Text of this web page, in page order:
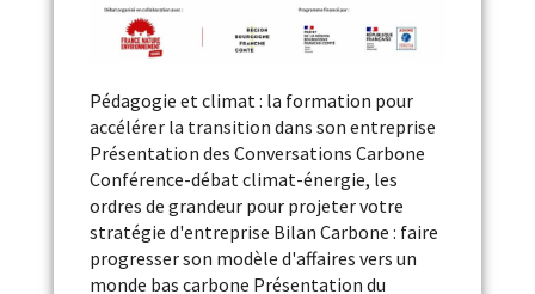
Pédagogie et climat : la formation pour
accélérer la transition dans son entreprise
Présentation des Conversations Carbone
Conférence-débat climat-énergie, les
ordres de grandeur pour projeter votre
stratégie d'entreprise Bilan Carbone : faire
progresser son modèle d'affaires vers un
monde bas carbone Présentation du